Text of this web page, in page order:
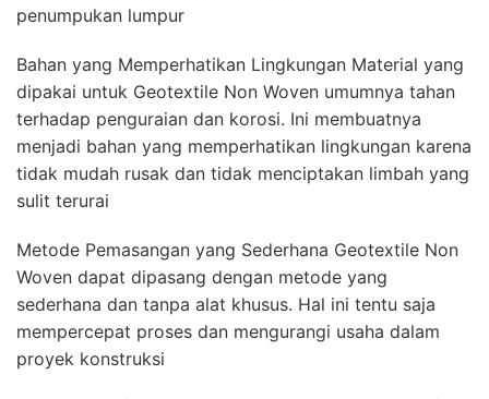
penumpukan lumpur
Bahan yang Memperhatikan Lingkungan Material yang
dipakai untuk Geotextile Non Woven umumnya tahan
terhadap penguraian dan korosi. Ini membuatnya
menjadi bahan yang memperhatikan lingkungan karena
tidak mudah rusak dan tidak menciptakan limbah yang
sulit terurai
Metode Pemasangan yang Sederhana Geotextile Non
Woven dapat dipasang dengan metode yang
sederhana dan tanpa alat khusus. Hal ini tentu saja
mempercepat proses dan mengurangi usaha dalam
proyek konstruksi